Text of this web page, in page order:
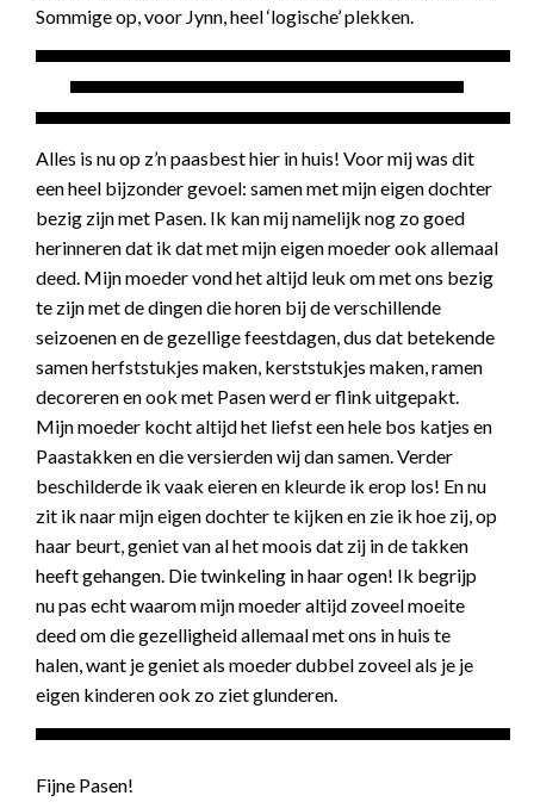
Sommige op, voor Jynn, heel ‘logische’ plekken.
Alles is nu op z’n paasbest hier in huis! Voor mij was dit
een heel bijzonder gevoel: samen met mijn eigen dochter
bezig zijn met Pasen. Ik kan mij namelijk nog zo goed
herinneren dat ik dat met mijn eigen moeder ook allemaal
deed. Mijn moeder vond het altijd leuk om met ons bezig
te zijn met de dingen die horen bij de verschillende
seizoenen en de gezellige feestdagen, dus dat betekende
samen herfststukjes maken, kerststukjes maken, ramen
decoreren en ook met Pasen werd er flink uitgepakt.
Mijn moeder kocht altijd het liefst een hele bos katjes en
Paastakken en die versierden wij dan samen. Verder
beschilderde ik vaak eieren en kleurde ik erop los! En nu
zit ik naar mijn eigen dochter te kijken en zie ik hoe zij, op
haar beurt, geniet van al het moois dat zij in de takken
heeft gehangen. Die twinkeling in haar ogen! Ik begrijp
nu pas echt waarom mijn moeder altijd zoveel moeite
deed om die gezelligheid allemaal met ons in huis te
halen, want je geniet als moeder dubbel zoveel als je je
eigen kinderen ook zo ziet glunderen.
Fijne Pasen!